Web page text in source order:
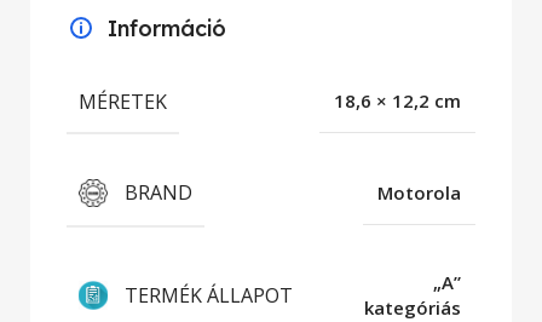
Információ
MÉRETEK 18,6 × 12,2 cm
BRAND Motorola
TERMÉK ÁLLAPOT
„A”
kategóriás